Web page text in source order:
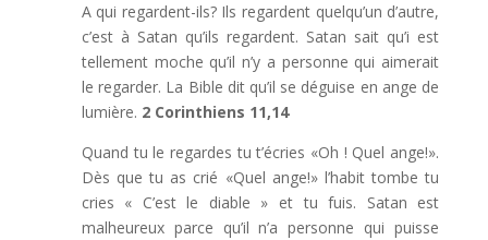
A qui regardent-ils? Ils regardent quelqu’un d’autre,
c’est à Satan qu’ils regardent. Satan sait qu’i est
tellement moche qu’il n’y a personne qui aimerait
le regarder. La Bible dit qu’il se déguise en ange de
lumière. 2 Corinthiens 11,14
Quand tu le regardes tu t’écries «Oh ! Quel ange!».
Dès que tu as crié «Quel ange!» l’habit tombe tu
cries « C’est le diable » et tu fuis. Satan est
malheureux parce qu’il n’a personne qui puisse